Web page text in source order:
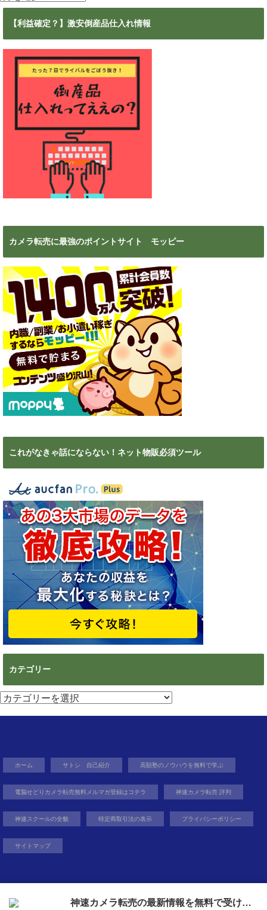
ー
【利益確定？】激安倒産品仕入れ情報
カメラ転売に最強のポイントサイト モッピー
これがなきゃ話にならない！ネット物販必須ツール
カテゴリー
カ
ホーム サトシ 自己紹介 高額塾のノウハウを無料で学ぶ
電脳せどりカメラ転売無料メルマガ登録はコチラ 神速カメラ転売 評判
神速スクールの全貌 特定商取引法の表示 プライバシーポリシー
サイトマップ
無在庫から億を狙う０円物販, 2017 All Rights Reserved.神速カメラ転売の最新情報を無料で受け取ろう